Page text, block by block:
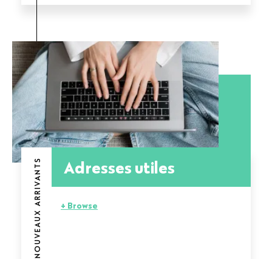
NOUVEAUX ARRIVANTS Adresses utiles
+ Browse